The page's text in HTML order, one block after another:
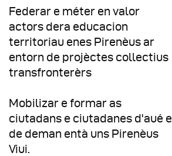
Federar e méter en valor
actors dera educacion
territoriau enes Pirenèus ar
entorn de projèctes collectius
transfronterèrs
Mobilizar e formar as
ciutadans e ciutadanes d'aué e
de deman entà uns Pirenèus
Viui.